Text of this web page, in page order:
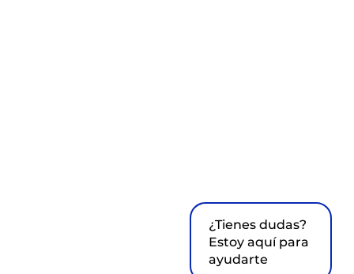
¿Tienes dudas?
Estoy aquí para
ayudarte